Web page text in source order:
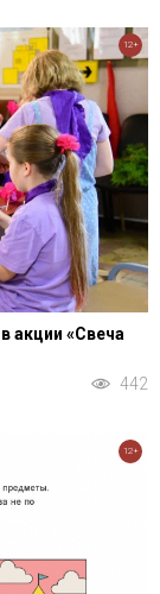
акции «Свеча
442
12+
12+